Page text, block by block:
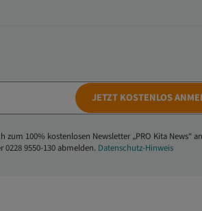
JETZT KOSTENLOS
100% kostenlosen Newsletter „PRO Kita News“
9550-130 abmelden. Datenschutz-Hinweis